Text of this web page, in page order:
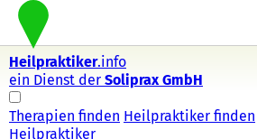
Heilpraktiker.info
ein Dienst der Soliprax GmbH
Therapien finden Heilpraktiker finden
Heilpraktiker